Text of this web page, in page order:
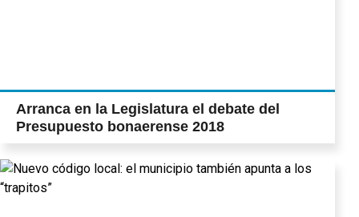
Arranca en la Legislatura el debate del
Presupuesto bonaerense 2018